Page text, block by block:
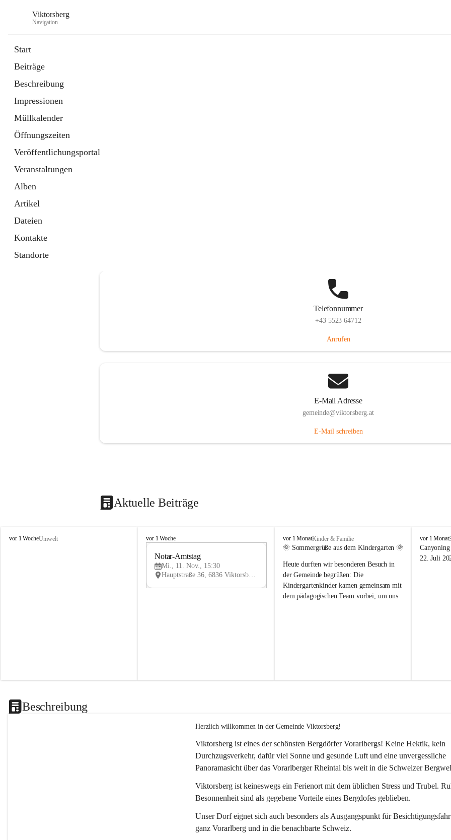
Viktorsberg
Navigation
Start
Beiträge
Beschreibung
Impressionen
Müllkalender
Öffnungszeiten
Veröffentlichungsportal
Veranstaltungen
Alben
Artikel
Dateien
Kontakte
Standorte
Telefonnummer
+43 5523 64712
Anrufen
E-Mail Adresse
gemeinde@viktorsberg.at
E-Mail schreiben
Aktuelle Beiträge
V
vor 1 WocheUmwelt
V
vor 1 Woche
V
Notar-Amtstag
Mi., 11. Nov., 15:30
Hauptstraße 36, 6836 Viktorsberg, AUT
V
i
t
o
r
s
vor 1 MonatKinder & Familie
🌞 Sommergrüße aus dem Kindergarten 🌞
Heute durften wir besonderen Besuch in
der Gemeinde begrüßen: Die
Kindergartenkinder kamen gemeinsam mit
dem pädagogischen Team vorbei, um uns
V
i
k
vor 1 Monat
22. Juli
Beschreibung
Herzlich willkommen in der Gemeinde Viktorsberg!
Viktorsberg ist eines der schönsten Bergdörfer Vorarlbergs! Keine Hektik, kein
Durchzugsverkehr, dafür viel Sonne und gesunde Luft und eine unvergessliche
Panoramasicht über das Vorarlberger Rheintal bis weit in die Schweizer
Viktorsberg ist keineswegs ein Ferienort mit dem üblichen Stress und Trubel.
Besonnenheit sind als gegebene Vorteile eines Bergdofes geblieben.
Unser Dorf eignet sich auch besonders als Ausgangspunkt für
ganz Vorarlberg und in die benachbarte Schweiz.